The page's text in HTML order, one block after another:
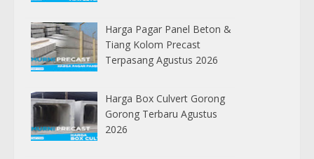
Harga Pagar Panel Beton &
Tiang Kolom Precast
Terpasang Agustus 2026
Harga Box Culvert Gorong
Gorong Terbaru Agustus
2026